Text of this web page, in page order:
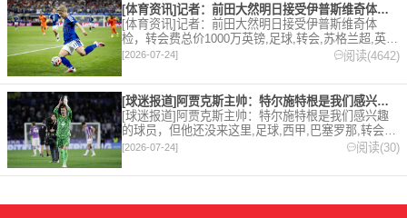
[体育资讯]记者：前田大然明日接受伊普斯维奇体检，转会费总价
[体育资讯]记者：前田大然明日接受伊普斯维奇体
检，转会费总价1000万英镑,足球,转会,苏格兰超,英
超,伊普斯维奇。欢迎收藏本站，24小时为你更新最新
的足球，篮球体育资讯。
[2026-07-24] 阅读(4642)
[球迷报道]阿贾克斯主帅：特尔施特根是我们感兴趣的球员，但他
[球迷报道]阿贾克斯主帅：特尔施特根是我们感兴趣
的球员，但他还没来这里,足球,西甲,巴塞罗那,转会,
五洲,荷甲。欢迎收藏本站，24小时为你更新最新的足
球，篮球体育资讯。
[2026-07-24] 阅读(30)